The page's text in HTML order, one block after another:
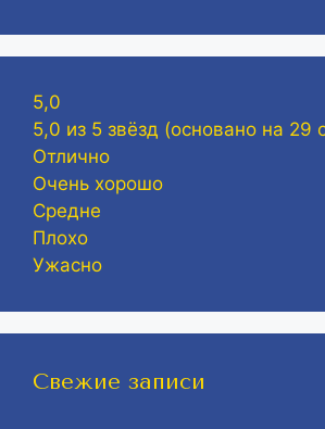
5,0
5,0 из 5 звёзд (основано на 29
Отлично
Очень хорошо
Средне
Плохо
Ужасно
Свежие записи